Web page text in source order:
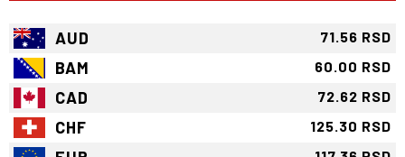
AUD 71.56 RSD
BAM 60.00 RSD
CAD 72.62 RSD
CHF 125.30 RSD